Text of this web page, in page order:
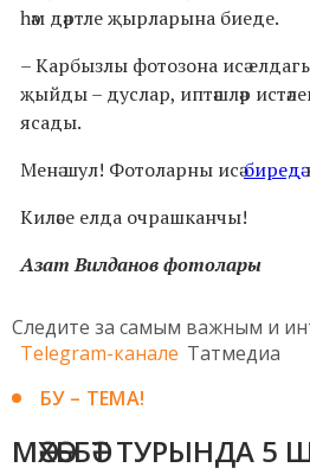
һәм дәртле җырларына биеде.
– Карбызлы фотозона исә
җыйды – дуслар, иптәшләр
ясады.
Менә шул! Фотоларны исәбиредә
Киләсе елда очрашканчы!
Азат Вилданов фотолары
Следите за самым важным и
Telegram-канале Татмедиа
БУ – ТЕМА!
МӘХӘББӘТ ТУРЫНДА 5